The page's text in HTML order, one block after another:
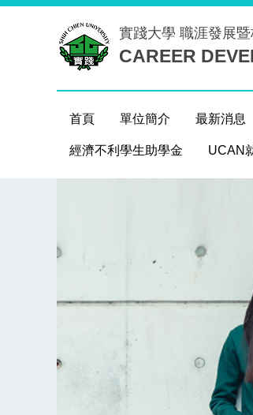
實踐大學 職涯發展
CAREER
首頁 單位簡介 最新消息
經濟不利學生助學金 UCAN